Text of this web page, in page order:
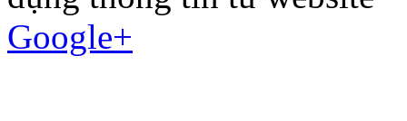
Google+